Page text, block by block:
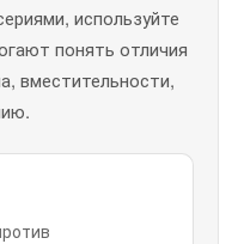
используйте
понять отличия
вместительности,